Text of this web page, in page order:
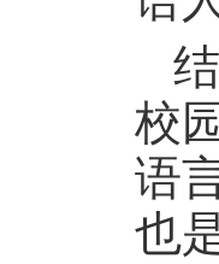
校
语
也